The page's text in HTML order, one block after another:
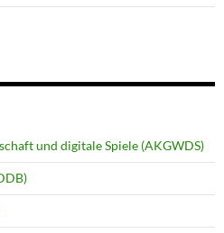
und digitale Spiele (AKGWDS)